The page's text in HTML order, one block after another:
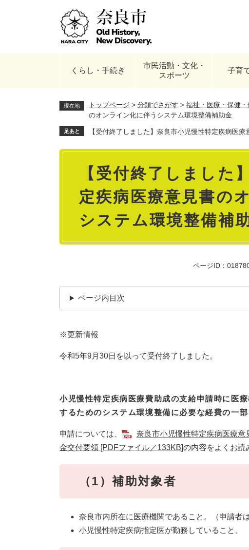
くらし・手続き
市民活動・文化・
スポーツ
子育
現在地 トップページ > 分類でさがす > 福祉・医療・保健・
のオンライン化に伴うシステム環境整備補助金
足あと 【受付終了しました】奈良市小児慢性特定疾病医
本
【受付終了しました
定疾病医療意見書の
システム環境整備補
ページID：
ページ内目次
※更新情報
令和5年9月30日を以って受付終了しました。
小児慢性特定疾病医療費助成の支給申請時に医
するためのシステム環境整備に必要な経費の一部
申請については、
奈良市小児慢性特定疾病医療
金交付要領 [PDFファイル／133KB]の内容をよくお読
（1）補助対象者
奈良市内所在に医療機関であること。（申請者
小児慢性特定疾病指定医が勤務していること。